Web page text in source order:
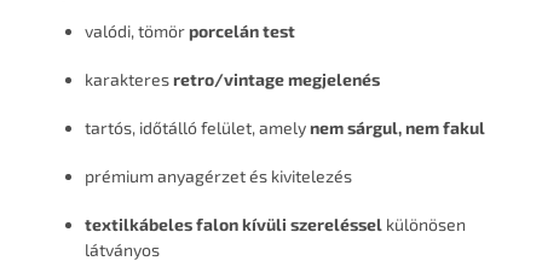
valódi, tömörporcelán test
karakteresretro/vintage megjelenés
tartós, időtálló felület, amelynem sárgul, nem fakul
prémium anyagérzet és kivitelezés
textilkábeles falon kívüli szereléssel különösen
látványos